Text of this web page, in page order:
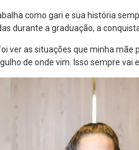
como gari e sua história
durante a graduação, a
ver as situações que minha mãe
de onde vim. Isso sempre vai